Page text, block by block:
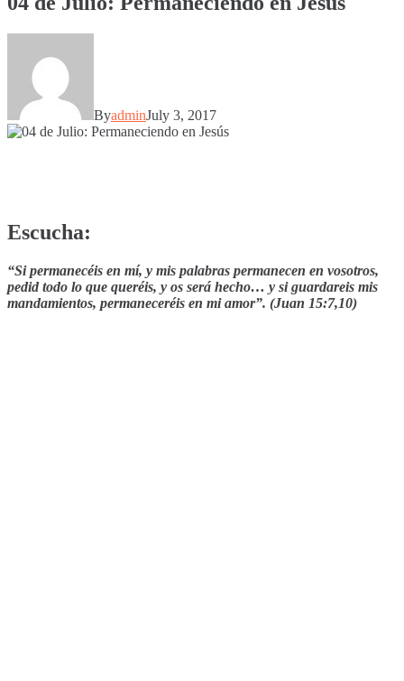
ByadminJuly 3, 2017
Escucha:
“Si permanecéis en mí, y mis palabras permanecen en vosotros,
pedid todo lo que queréis, y os será hecho… y si guardareis mis
mandamientos, permaneceréis en mi amor”. (Juan 15:7,10)